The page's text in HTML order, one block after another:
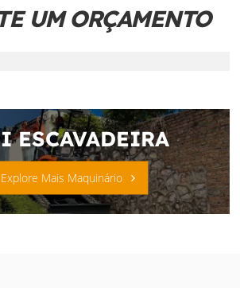
UM ORÇAMENTO
ESCAVADEIRA
Explore Mais Maquinário